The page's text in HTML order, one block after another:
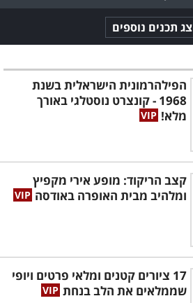
תכנים נוספים
הפילהרמונית הישראלית בשנת
1968 - קונצרט נוסטלגי באורך
מלא!
קצב הריקוד: מופע אירי מקפיץ
ומלהיב מבית האופרה באודסה
17 ציורים קטנים ומלאי פרטים ויופי
שממלאים את הלב בנחת